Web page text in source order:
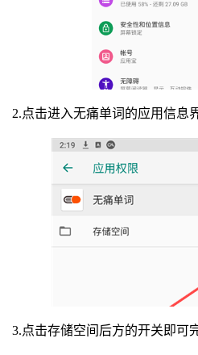
2.点击进入无痛单词的应用信息
3.点击存储空间后方的开关即可